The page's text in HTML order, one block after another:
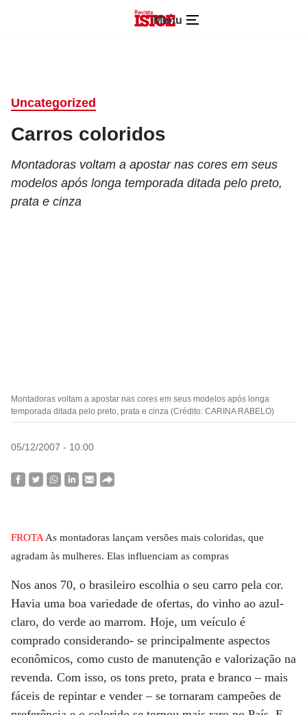
Menu
Uncategorized
Carros coloridos
Montadoras voltam a apostar nas cores em seus
modelos após longa temporada ditada pelo preto,
prata e cinza
Montadoras voltam a apostar nas cores em seus modelos após longa
temporada ditada pelo preto, prata e cinza (Crédito: CARINA RABELO)
05/12/2007 - 10:00
FROTA As montadoras lançam versões mais coloridas, que
agradam às mulheres. Elas influenciam as compras
Nos anos 70, o brasileiro escolhia o seu carro pela cor.
Havia uma boa variedade de ofertas, do vinho ao azul-
claro, do verde ao marrom. Hoje, um veículo é
comprado considerando- se principalmente aspectos
econômicos, como custo de manutenção e valorização na
revenda. Com isso, os tons preto, prata e branco – mais
fáceis de repintar e vender – se tornaram campeões de